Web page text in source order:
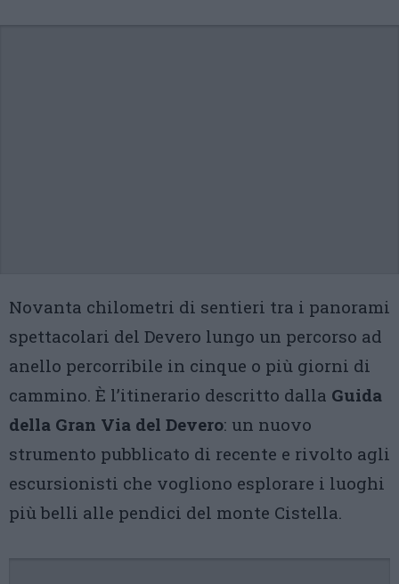
Novanta chilometri di sentieri tra i panorami
spettacolari del Devero lungo un percorso ad
anello percorribile in cinque o più giorni di
cammino. È l’itinerario descritto dalla Guida
della Gran Via del Devero: un nuovo
strumento pubblicato di recente e rivolto agli
escursionisti che vogliono esplorare i luoghi
più belli alle pendici del monte Cistella.